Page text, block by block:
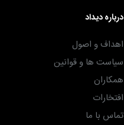
درباره دیداد
اهداف و اصول
سیاست ها و قوانین
همکاران
افتخارات
تماس با ما